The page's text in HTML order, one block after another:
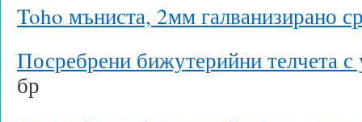
Toho мъниста, 2мм галванизирано
Посребрени бижутерийни телчета
бр